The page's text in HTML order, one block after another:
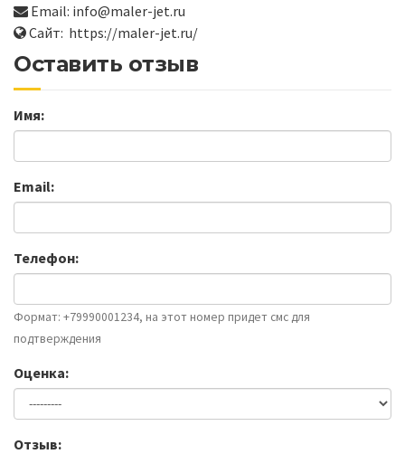
Email: info@maler-jet.ru
Сайт: https://maler-jet.ru/
Оставить отзыв
Имя:
Email:
Телефон:
Формат: +79990001234, на этот номер придет смс для
подтверждения
Оценка:
Отзыв: